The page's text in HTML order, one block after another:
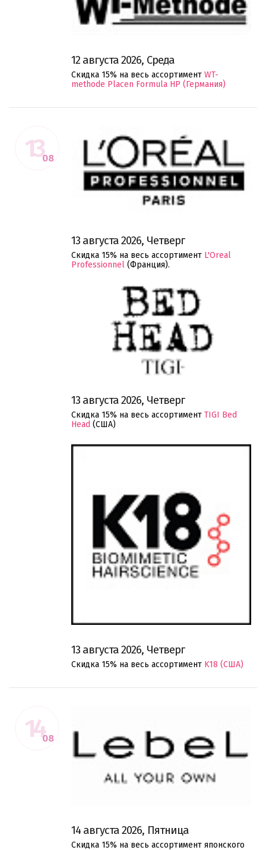
12 августа 2026, Среда
Скидка 15% на весь ассортимент WT-
methode Placen Formula HP (Германия)
1308
13 августа 2026, Четверг
Скидка 15% на весь ассортимент L'Oreal
Professionnel (Франция).
13 августа 2026, Четверг
Скидка 15% на весь ассортимент TIGI Bed
Head (США)
13 августа 2026, Четверг
Скидка 15% на весь ассортимент K18 (США)
1408
14 августа 2026, Пятница
Скидка 15% на весь ассортимент японского